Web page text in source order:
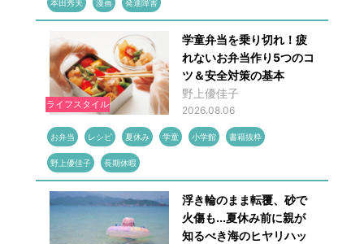
本田秀夫 漫画 発達障害
ライフスタイル
学童弁当を乗り切れ！疲
れないお弁当作り5つのコ
ツ＆安全対策の基本
野上優佳子
2026.08.06
お弁当 レシピ 夏休み 学童 小学館 書籍抜粋
野上優佳子 長期休暇
浮き輪のまま転覆、砂で
火傷も...夏休み前に親が
知るべき海のヒヤリハッ